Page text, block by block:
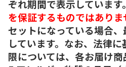
ぞれ期間で表示しています。
を保証するものではありま
セットになっている場合
しています。なお、法律
限については、各お届け商